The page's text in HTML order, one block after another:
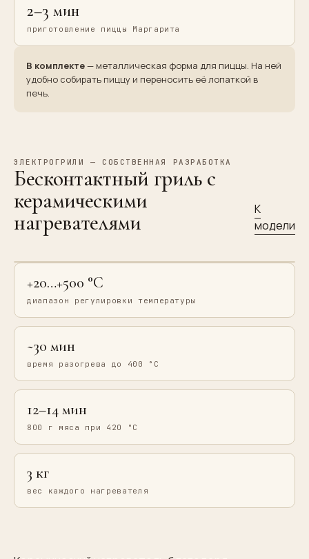
2–3 мин
приготовление пиццы Маргарита
В комплекте— металлическая форма для пиццы. На ней
удобно собирать пиццу и переносить её лопаткой в
печь.
ЭЛЕКТРОГРИЛИ — СОБСТВЕННАЯ РАЗРАБОТКА
Бесконтактный гриль с
керамическими
нагревателями
К
модели
+20…+500 °C
диапазон регулировки температуры
~30 мин
время разогрева до 400 °C
12–14 мин
800 г мяса при 420 °C
3 кг
вес каждого нагревателя